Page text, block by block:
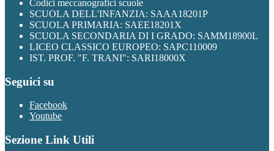
Codici meccanografici scuole
SCUOLA DELL'INFANZIA: SAAA18201P
SCUOLA PRIMARIA: SAEE18201X
SCUOLA SECONDARIA DI I GRADO: SAMM18900L
LICEO CLASSICO EUROPEO: SAPC110009
IST. PROF. "F. TRANI": SARI18000X
Seguici su
Facebook
Youtube
Sezione Link Utili